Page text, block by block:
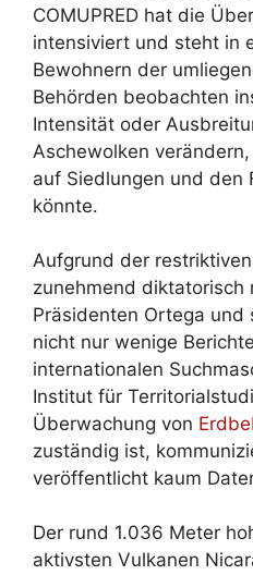
COMUPRED hat die
intensiviert und steht in
Bewohnern der
Behörden beobachten
Intensität oder
Aschewolken
auf Siedlungen und den
könnte.
Aufgrund der
zunehmend diktatorisch
Präsidenten Ortega und
nicht nur wenige
internationalen
Institut für
Überwachung von
zuständig ist,
veröffentlicht kaum
Der rund 1.036 Meter
aktivsten Vulkanen